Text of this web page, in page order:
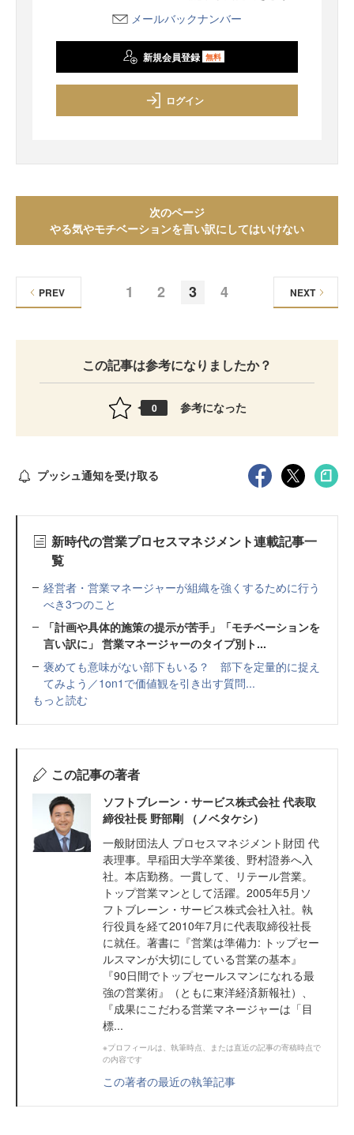
メールバックナンバー
新規会員登録 無料
ログイン
次のページ
やる気やモチベーションを言い訳にしてはいけない
1 2 3 4
PREV NEXT
この記事は参考になりましたか？
0 参考になった
プッシュ通知を受け取る
新時代の営業プロセスマネジメント連載記事一
覧
経営者・営業マネージャーが組織を強くするために行う
べき3つのこと
「計画や具体的施策の提示が苦手」「モチベーションを
言い訳に」 営業マネージャーのタイプ別ト...
褒めても意味がない部下もいる？ 部下を定量的に捉え
てみよう／1on1で価値観を引き出す質問...
もっと読む
この記事の著者
ソフトブレーン・サービス株式会社 代表取
締役社長 野部剛 （ノベタケシ）
一般財団法人 プロセスマネジメント財団 代
表理事。早稲田大学卒業後、野村證券へ入
社。本店勤務。一貫して、リテール営業。
トップ営業マンとして活躍。2005年5月ソ
フトブレーン・サービス株式会社入社。執
行役員を経て2010年7月に代表取締役社長
に就任。著書に『営業は準備力: トップセー
ルスマンが大切にしている営業の基本』
『90日間でトップセールスマンになれる最
強の営業術』（ともに東洋経済新報社）、
『成果にこだわる営業マネージャーは「目
標...
※プロフィールは、執筆時点、または直近の記事の寄稿時点で
の内容です
この著者の最近の執筆記事